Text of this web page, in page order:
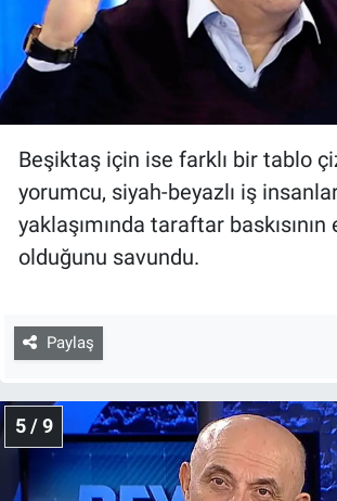
Beşiktaş için ise farklı bir tablo
yorumcu, siyah-beyazlı iş
yaklaşımında taraftar baskısının
olduğunu savundu.
Paylaş
5 / 9